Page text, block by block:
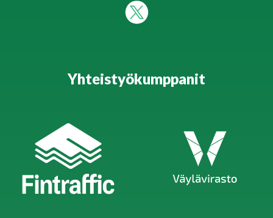
Yhteistyökumppanit